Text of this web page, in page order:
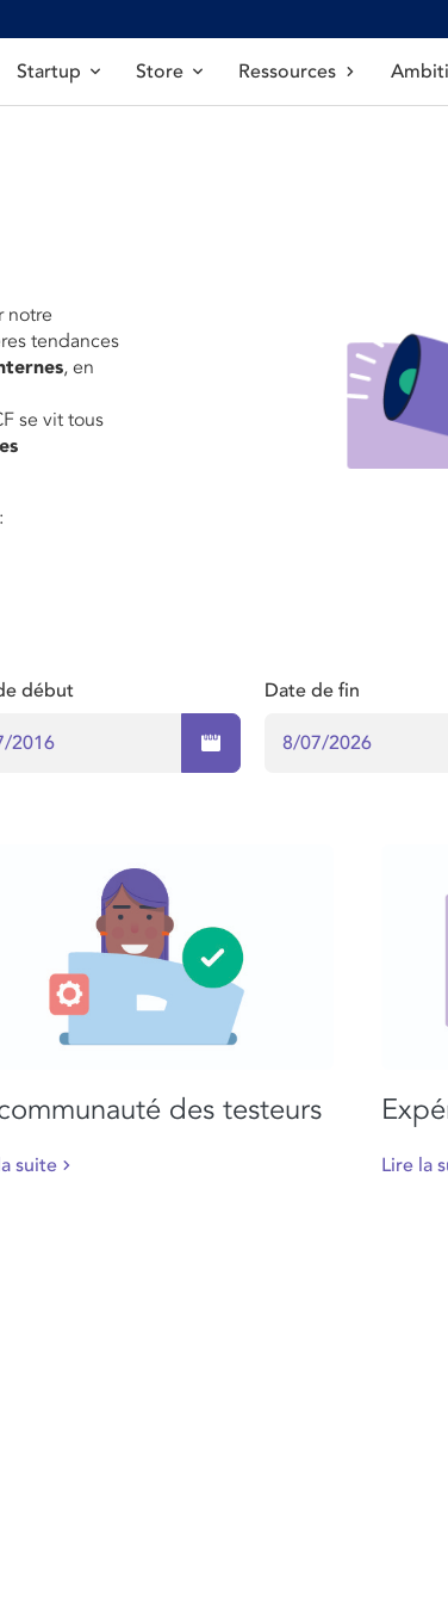
Startup Store Ressources
notre
tendances
, en
se vit tous
début Date de fin
des testeurs
suite Lire la